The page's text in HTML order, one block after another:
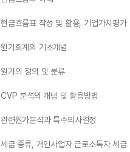
현금흐름표 작성 및 활용, 기업가치평가
원가회계의 기초개념
원가의 정의 및 분류
CVP 분석의 개념 및 활용방법
관련원가분석과 특수의사결정
세금 종류, 개인사업자 근로소득자 세금